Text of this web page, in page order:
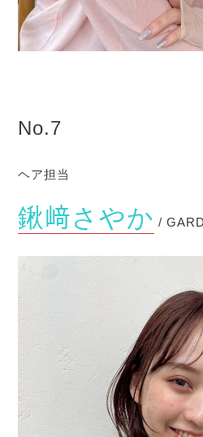
No.7
ヘア担当
鍬﨑さやか /